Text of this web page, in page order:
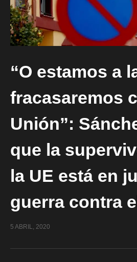
“O estamos a
fracasaremos
Unión”:
que la
la UE está en
guerra contra
5 ABRIL, 2020